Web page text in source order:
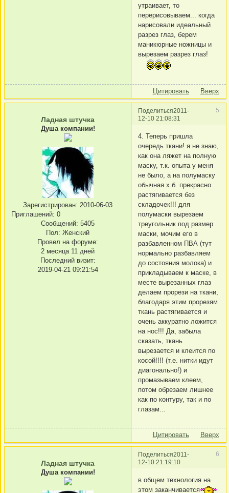
утраивает, то
перерисовываем... когда
нарисовали идеальный
разрез глаз, берем
маникюрные ножницы и
вырезаем разрез глаз!
Цитировать Вверх
Поделиться 5
2011-
12-10 21:08:31
Ладная штучка
Душа компании!
Зарегистрирован: 2010-06-03
Приглашений: 0
Сообщений: 5405
Пол: Женский
Провел на форуме:
2 месяца 11 дней
Последний визит:
2019-04-21 09:21:54
4. Теперь пришла
очередь ткани! я не знаю,
как она ляжет на полную
маску, т.к. опыта у меня
не было, а на полумаску
обычная х.б. прекрасно
растягивается без
складочек!!! для
полумаски вырезаем
треугольник под размер
маски, мочим его в
разбавленном ПВА (тут
нормально разбавляем
до состояния молока) и
прикладываем к маске, в
месте вырезанных глаз
делаем прорези на ткани,
благодаря этим прорезям
ткань растягивается и
очень аккуратно ложится
на нос!!! Да, забыла
сказать, ткань
вырезается и клеится по
косой!!!! (т.е. нитки идут
диагонально!) и
промазываем клеем,
потом обрезаем лишнее
как по контуру, так и по
глазам...
Цитировать Вверх
Поделиться 6
2011-
12-10 21:19:10
Ладная штучка
Душа компании!
в общем технология на
этом заканчивается